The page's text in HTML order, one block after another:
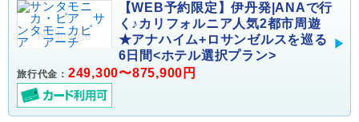
【WEB予約限定】伊丹発|ANAで行
く♪カリフォルニア人気2都市周遊
★アナハイム+ロサンゼルスを巡る
6日間<ホテル選択プラン>
旅行代金： 249,300〜875,900円